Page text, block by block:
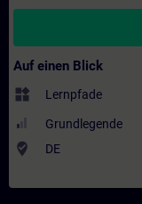
Auf einen Blick
widgets Lernpfade
Grundlegende
where_to_vote DE